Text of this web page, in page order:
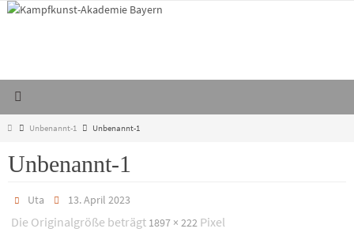
Zum
StartUnbenannt-1 Unbenannt-1
Unbenannt-1
Uta 13. April 2023
Die Originalgröße beträgt 1897 × 222 Pixel